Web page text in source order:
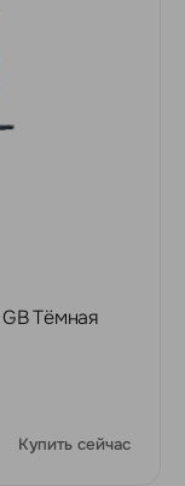
Тёмная
Купить сейчас